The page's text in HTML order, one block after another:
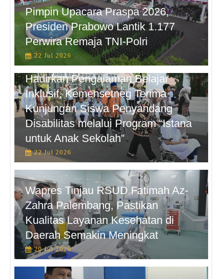
Pimpin Upacara Praspa 2026,
Presiden Prabowo Lantik 1.177
Perwira Remaja TNI-Polri
22 Jul 2026
Hadirkan Pengalaman Belajar
Inklusif, Kemensetneg Terima
Kunjungan Siswa Penyandang
Disabilitas melalui Program “Istana
untuk Anak Sekolah”
22 Jul 2026
Wapres Tinjau RSUD Fatimah Az-
Zahra Palembang, Pastikan
Kualitas Layanan Kesehatan di
Daerah Semakin Meningkat
20 Jul 2026